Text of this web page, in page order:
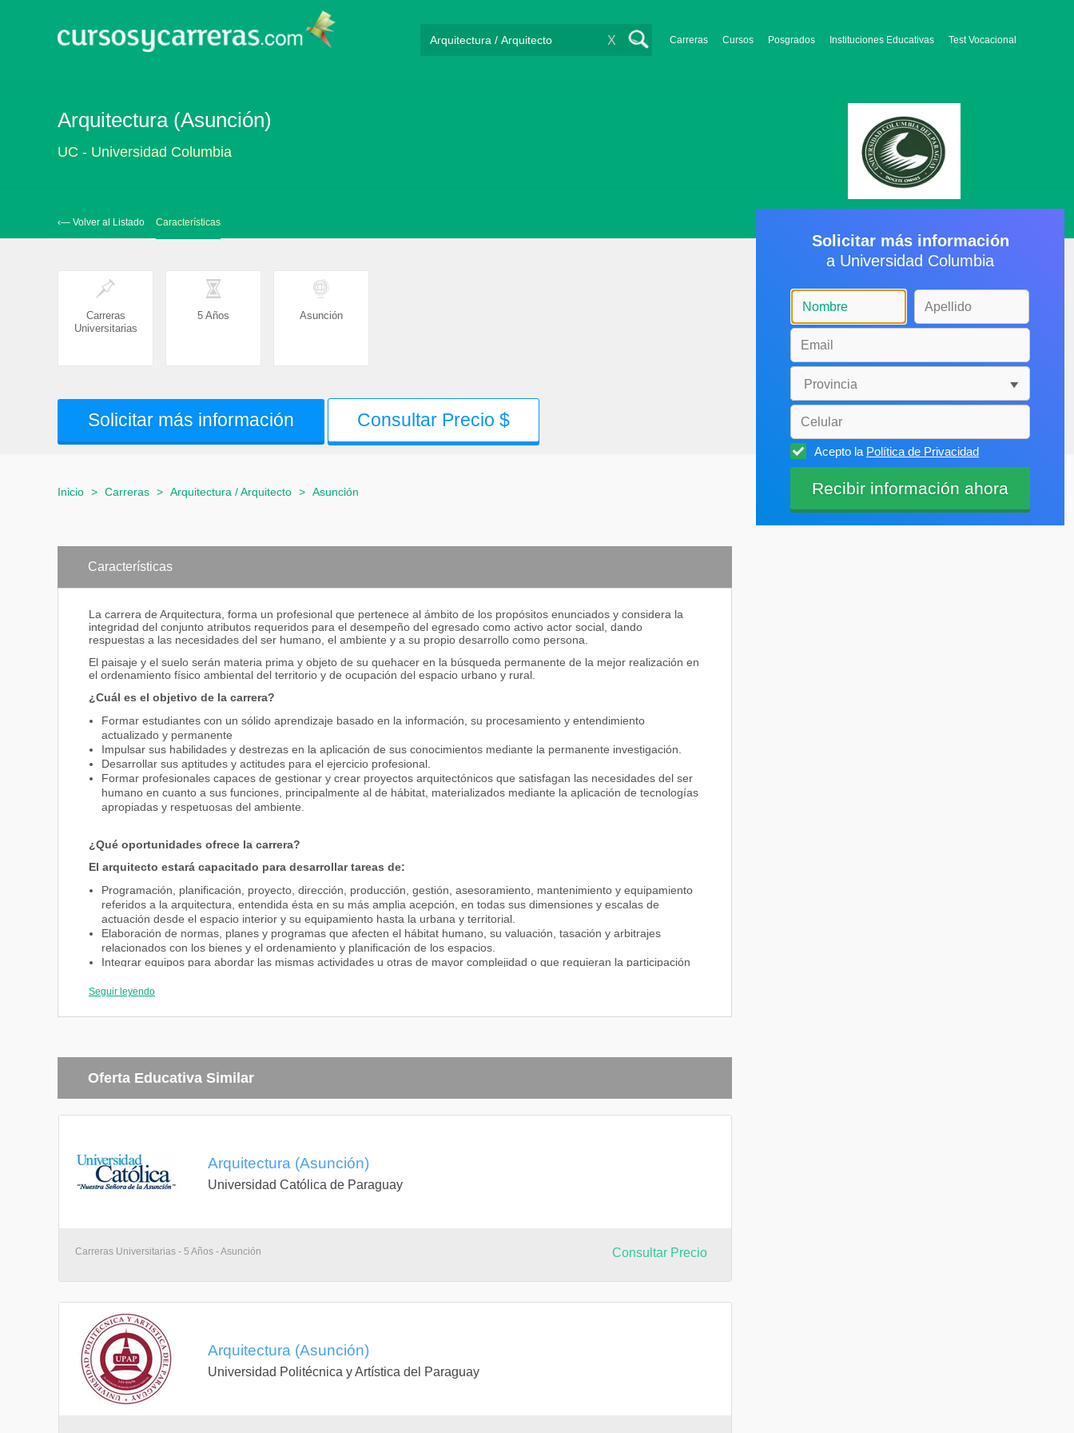
Carreras Cursos Posgrados Instituciones Educativas Test Vocacional
X
Arquitectura (Asunción)
UC - Universidad Columbia
‹— Volver al Listado Características
Carreras
Universitarias
5 Años Asunción
Solicitar más información Consultar Precio $
Inicio > Carreras > Arquitectura / Arquitecto > Asunción
Características
La carrera de Arquitectura, forma un profesional que pertenece al ámbito de los propósitos enunciados y considera la
integridad del conjunto atributos requeridos para el desempeño del egresado como activo actor social, dando
respuestas a las necesidades del ser humano, el ambiente y a su propio desarrollo como persona.
El paisaje y el suelo serán materia prima y objeto de su quehacer en la búsqueda permanente de la mejor realización en
el ordenamiento físico ambiental del territorio y de ocupación del espacio urbano y rural.
¿Cuál es el objetivo de la carrera?
Formar estudiantes con un sólido aprendizaje basado en la información, su procesamiento y entendimiento
actualizado y permanente
Impulsar sus habilidades y destrezas en la aplicación de sus conocimientos mediante la permanente investigación.
Desarrollar sus aptitudes y actitudes para el ejercicio profesional.
Formar profesionales capaces de gestionar y crear proyectos arquitectónicos que satisfagan las necesidades del ser
humano en cuanto a sus funciones, principalmente al de hábitat, materializados mediante la aplicación de tecnologías
apropiadas y respetuosas del ambiente.
¿Qué oportunidades ofrece la carrera?
El arquitecto estará capacitado para desarrollar tareas de:
Programación, planificación, proyecto, dirección, producción, gestión, asesoramiento, mantenimiento y equipamiento
referidos a la arquitectura, entendida ésta en su más amplia acepción, en todas sus dimensiones y escalas de
actuación desde el espacio interior y su equipamiento hasta la urbana y territorial.
Elaboración de normas, planes y programas que afecten el hábitat humano, su valuación, tasación y arbitrajes
relacionados con los bienes y el ordenamiento y planificación de los espacios.
Integrar equipos para abordar las mismas actividades u otras de mayor complejidad o que requieran la participación
Título y perfil de egreso
Seguir leyendo
Oferta Educativa Similar
Arquitectura (Asunción)
Universidad Católica de Paraguay
Carreras Universitarias - 5 Años - Asunción Consultar Precio
Arquitectura (Asunción)
Universidad Politécnica y Artística del Paraguay
Solicitar más información
a Universidad Columbia
Acepto la Política de Privacidad